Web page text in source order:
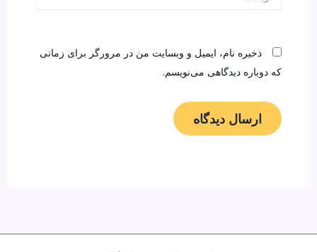
ذخیره نام، ایمیل و وبسایت من در مرورگر برای زمانی
که دوباره دیدگاهی می‌نویسم.